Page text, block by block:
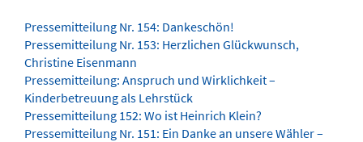
Pressemitteilung Nr. 154: Dankeschön!
Pressemitteilung Nr. 153: Herzlichen Glückwunsch,
Christine Eisenmann
Pressemitteilung: Anspruch und Wirklichkeit –
Kinderbetreuung als Lehrstück
Pressemitteilung 152: Wo ist Heinrich Klein?
Pressemitteilung Nr. 151: Ein Danke an unsere Wähler –